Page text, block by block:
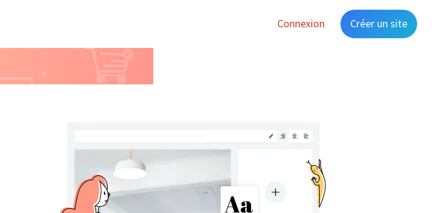
Connexion Créer un site